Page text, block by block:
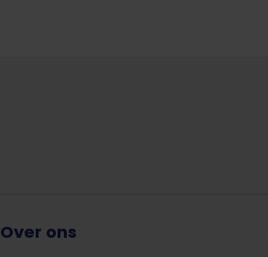
Over ons